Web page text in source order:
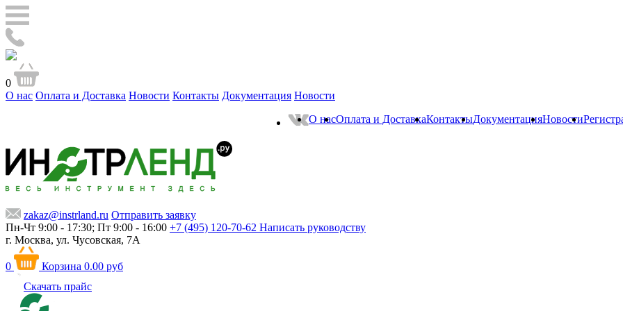
0
О нас Оплата и Доставка Новости Контакты Документация Новости
О насОплата и ДоставкаКонтактыДокументацияНовости
zakaz@instrland.ru Отправить заявку
Пн-Чт 9:00 - 17:30; Пт 9:00 - 16:00 +7 (495) 120-70-62 Написать руководству
г. Москва, ул. Чусовская, 7А
0 Корзина 0.00 руб
Скачать прайс